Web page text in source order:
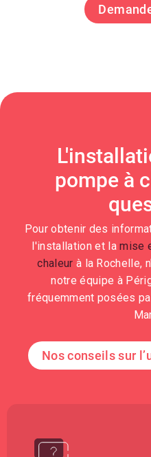
pompe à
Pour obtenir des
l'installation et lamise
chaleur à la Rochelle,
notre équipe à
fréquemment posées
Nos conseils sur